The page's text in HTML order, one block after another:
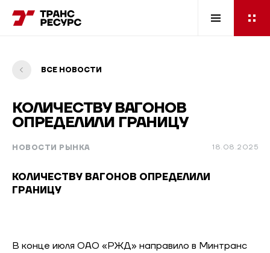
ВСЕ НОВОСТИ
КОЛИЧЕСТВУ ВАГОНОВ
ОПРЕДЕЛИЛИ ГРАНИЦУ
НОВОСТИ РЫНКА 18.08.2025
КОЛИЧЕСТВУ ВАГОНОВ ОПРЕДЕЛИЛИ
ГРАНИЦУ
В конце июля ОАО «РЖД» направило в Минтранс